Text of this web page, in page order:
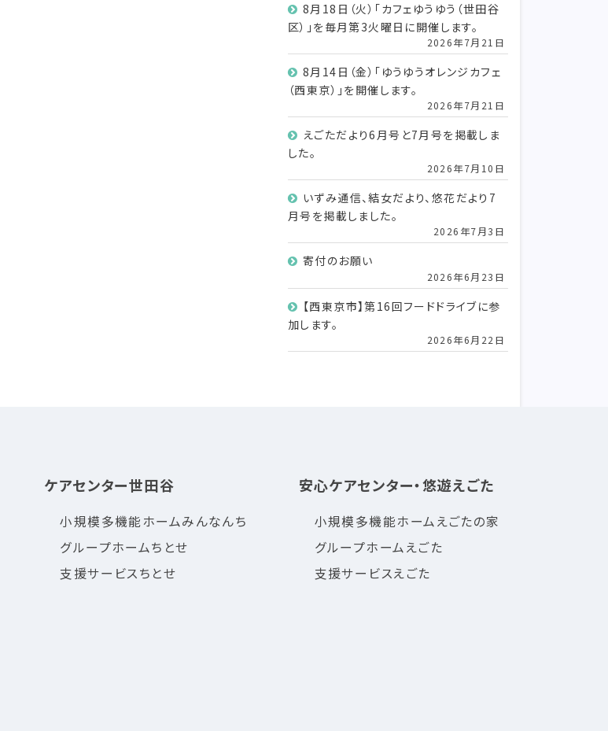
8月18日（火）「カフェゆうゆう（世田谷
区）」を毎月第3火曜日に開催します。
2026年7月21日
8月14日（金）「ゆうゆうオレンジカフェ
（西東京）」を開催します。
2026年7月21日
えごただより6月号と7月号を掲載しま
した。
2026年7月10日
いずみ通信、結女だより、悠花だより7
月号を掲載しました。
2026年7月3日
寄付のお願い
2026年6月23日
【西東京市】第16回フードドライブに参
加します。
2026年6月22日
ケアセンター世田谷
小規模多機能ホームみんなんち
グループホームちとせ
支援サービスちとせ
安心ケアセンター・悠遊えごた
小規模多機能ホームえごたの家
グループホームえごた
支援サービスえごた